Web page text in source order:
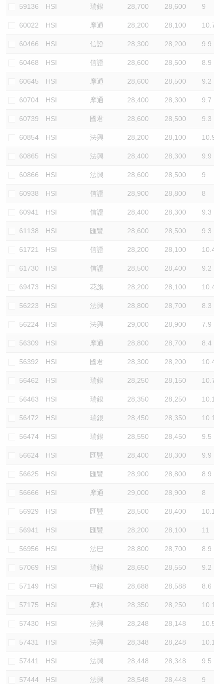
59136 HSI 瑞銀 28,700 28,600 9
60022 HSI 摩通 28,200 28,100 10.7
60466 HSI 信證 28,300 28,200 9.9
60468 HSI 信證 28,600 28,500 8.9
60645 HSI 摩通 28,600 28,500 9.2
60704 HSI 摩通 28,400 28,300 9.7
60739 HSI 國君 28,600 28,500 9.3
60854 HSI 法興 28,200 28,100 10.9
60865 HSI 法興 28,400 28,300 9.9
60866 HSI 法興 28,600 28,500 9
60938 HSI 信證 28,900 28,800 8
60941 HSI 信證 28,400 28,300 9.3
61138 HSI 匯豐 28,600 28,500 9.3
61721 HSI 信證 28,200 28,100 10.4
61730 HSI 信證 28,500 28,400 9.2
69473 HSI 花旗 28,200 28,100 10.4
56223 HSI 法興 28,800 28,700 8.3
56224 HSI 法興 29,000 28,900 7.9
56309 HSI 摩通 28,800 28,700 8.4
56392 HSI 國君 28,300 28,200 10.4
56462 HSI 瑞銀 28,250 28,150 10.7
56463 HSI 瑞銀 28,350 28,250 10.1
56472 HSI 瑞銀 28,450 28,350 10.1
56474 HSI 瑞銀 28,550 28,450 9.5
56624 HSI 匯豐 28,400 28,300 9.9
56625 HSI 匯豐 28,900 28,800 8.9
56666 HSI 摩通 29,000 28,900 8
56929 HSI 匯豐 28,500 28,400 10.1
56941 HSI 匯豐 28,200 28,100 11
56956 HSI 法巴 28,800 28,700 8.9
57069 HSI 瑞銀 28,650 28,550 9.2
57149 HSI 中銀 28,688 28,588 8.6
57175 HSI 摩利 28,350 28,250 10.1
57430 HSI 法興 28,248 28,148 10.5
57431 HSI 法興 28,348 28,248 10.1
57441 HSI 法興 28,448 28,348 9.5
57444 HSI 法興 28,548 28,448 9
牛熊證文件及公告 (瑞信)
收市競價變化